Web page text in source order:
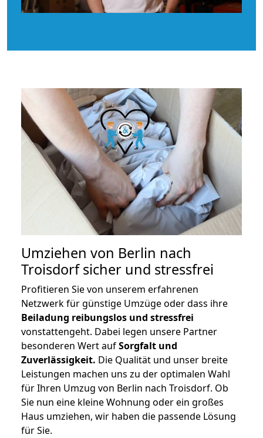
Umziehen von Berlin nach
Troisdorfsicher und stressfrei
Profitieren Sie von unserem erfahrenen
Netzwerk für günstige Umzüge oder dass ihre
Beiladung reibungslos und stressfrei
vonstattengeht. Dabei legen unsere Partner
besonderen Wert aufSorgfalt und
Zuverlässigkeit. Die Qualität und unser breite
Leistungen machen uns zu der optimalen Wahl
für Ihren Umzug von Berlin nach Troisdorf. Ob
Sie nun eine kleine Wohnung oder ein großes
Haus umziehen, wir haben die passende Lösung
für Sie.